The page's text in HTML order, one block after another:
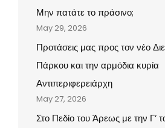
Μην πατάτε το πράσινο;
May 29, 2026
Προτάσεις μας προς τον νέο
Πάρκου και την αρμόδια κυρία
Αντιπεριφερειάρχη
May 27, 2026
Στο Πεδίο του Άρεως με την Γ’